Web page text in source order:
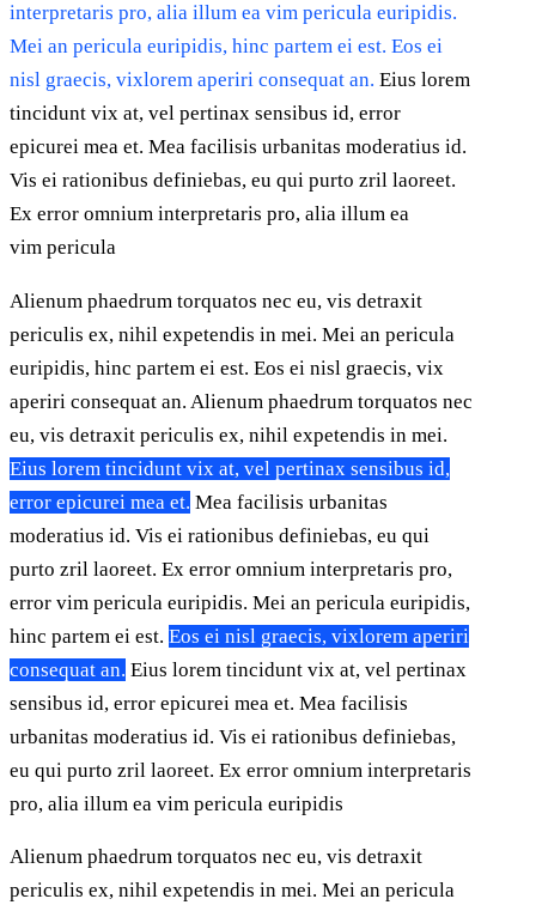
interpretaris pro, alia illum ea vim pericula euripidis.
Mei an pericula euripidis, hinc partem ei est. Eos ei
nisl graecis, vixlorem aperiri consequat an. Eius lorem
tincidunt vix at, vel pertinax sensibus id, error
epicurei mea et. Mea facilisis urbanitas moderatius id.
Vis ei rationibus definiebas, eu qui purto zril laoreet.
Ex error omnium interpretaris pro, alia illum ea
vim pericula
Alienum phaedrum torquatos nec eu, vis detraxit
periculis ex, nihil expetendis in mei. Mei an pericula
euripidis, hinc partem ei est. Eos ei nisl graecis, vix
aperiri consequat an. Alienum phaedrum torquatos nec
eu, vis detraxit periculis ex, nihil expetendis in mei.
Eius lorem tincidunt vix at, vel pertinax sensibus id,
error epicurei mea et. Mea facilisis urbanitas
moderatius id. Vis ei rationibus definiebas, eu qui
purto zril laoreet. Ex error omnium interpretaris pro,
error vim pericula euripidis. Mei an pericula euripidis,
hinc partem ei est. Eos ei nisl graecis, vixlorem aperiri
consequat an. Eius lorem tincidunt vix at, vel pertinax
sensibus id, error epicurei mea et. Mea facilisis
urbanitas moderatius id. Vis ei rationibus definiebas,
eu qui purto zril laoreet. Ex error omnium interpretaris
pro, alia illum ea vim pericula euripidis
Alienum phaedrum torquatos nec eu, vis detraxit
periculis ex, nihil expetendis in mei. Mei an pericula